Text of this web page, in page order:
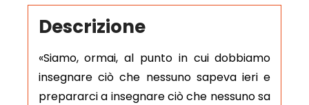
Descrizione
«Siamo, ormai, al punto in cui dobbiamo
insegnare ciò che nessuno sapeva ieri e
prepararci a insegnare ciò che nessuno sa